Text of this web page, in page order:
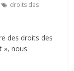
droits des
des droits des
», nous